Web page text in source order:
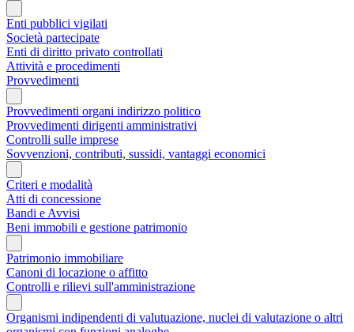
Enti pubblici vigilati
Società partecipate
Enti di diritto privato controllati
Attività e procedimenti
Provvedimenti
Provvedimenti organi indirizzo politico
Provvedimenti dirigenti amministrativi
Controlli sulle imprese
Sovvenzioni, contributi, sussidi, vantaggi economici
Criteri e modalità
Atti di concessione
Bandi e Avvisi
Beni immobili e gestione patrimonio
Patrimonio immobiliare
Canoni di locazione o affitto
Controlli e rilievi sull'amministrazione
Organismi indipendenti di valutuazione, nuclei di valutazione o altri